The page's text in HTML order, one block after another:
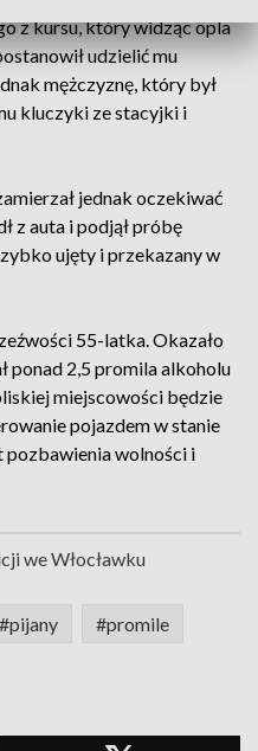
z kursu, który widząc opla
udzielić mu
mężczyznę, który był
kluczyki ze stacyjki i
jednak oczekiwać
z auta i podjął próbę
ujęty i przekazany w
55-latka. Okazało
ponad 2,5 promila alkoholu
miejscowości będzie
pojazdem w stanie
pozbawienia wolności i
we Włocławku
#pijany #promile